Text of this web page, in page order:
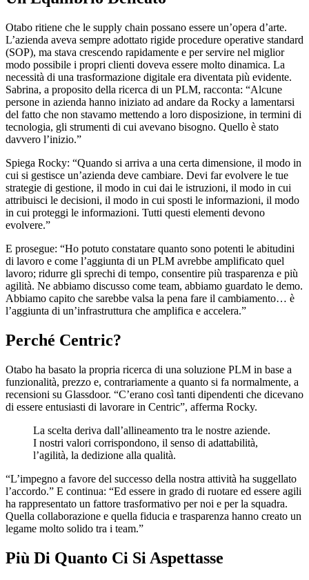
Otabo ritiene che le supply chain possano essere un’opera d’arte.
L’azienda aveva sempre adottato rigide procedure operative standard
(SOP), ma stava crescendo rapidamente e per servire nel miglior
modo possibile i propri clienti doveva essere molto dinamica. La
necessità di una trasformazione digitale era diventata più evidente.
Sabrina, a proposito della ricerca di un PLM, racconta: “Alcune
persone in azienda hanno iniziato ad andare da Rocky a lamentarsi
del fatto che non stavamo mettendo a loro disposizione, in termini di
tecnologia, gli strumenti di cui avevano bisogno. Quello è stato
davvero l’inizio.”
Spiega Rocky: “Quando si arriva a una certa dimensione, il modo in
cui si gestisce un’azienda deve cambiare. Devi far evolvere le tue
strategie di gestione, il modo in cui dai le istruzioni, il modo in cui
attribuisci le decisioni, il modo in cui sposti le informazioni, il modo
in cui proteggi le informazioni. Tutti questi elementi devono
evolvere.”
E prosegue: “Ho potuto constatare quanto sono potenti le abitudini
di lavoro e come l’aggiunta di un PLM avrebbe amplificato quel
lavoro; ridurre gli sprechi di tempo, consentire più trasparenza e più
agilità. Ne abbiamo discusso come team, abbiamo guardato le demo.
Abbiamo capito che sarebbe valsa la pena fare il cambiamento… è
l’aggiunta di un’infrastruttura che amplifica e accelera.”
Perché Centric?
Otabo ha basato la propria ricerca di una soluzione PLM in base a
funzionalità, prezzo e, contrariamente a quanto si fa normalmente, a
recensioni su Glassdoor. “C’erano così tanti dipendenti che dicevano
di essere entusiasti di lavorare in Centric”, afferma Rocky.
La scelta deriva dall’allineamento tra le nostre aziende.
I nostri valori corrispondono, il senso di adattabilità,
l’agilità, la dedizione alla qualità.
“L’impegno a favore del successo della nostra attività ha suggellato
l’accordo.” E continua: “Ed essere in grado di ruotare ed essere agili
ha rappresentato un fattore trasformativo per noi e per la squadra.
Quella collaborazione e quella fiducia e trasparenza hanno creato un
legame molto solido tra i team.”
Più Di Quanto Ci Si Aspettasse